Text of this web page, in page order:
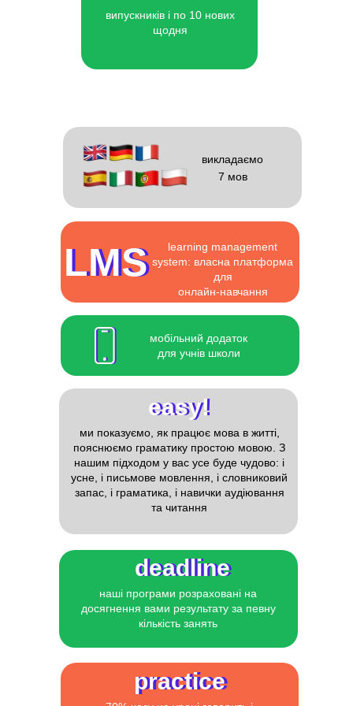
викладаємо
7 мов
practice
practice
deadline
deadline
наші програми розраховані на
досягнення вами результату за певну
кількість занять
LMS
LMS
learning management
system: власна платформа
для
онлайн-навчання
ми показуємо, як працює мова в житті,
пояснюємо граматику простою мовою. З
нашим підходом у вас усе буде чудово: і
усне, і письмове мовлення, і словниковий
запас, і граматика, і навички аудіювання
та читання
easy!
easy!
мобільний додаток
для учнів школи
випускників і по 10 нових
щодня